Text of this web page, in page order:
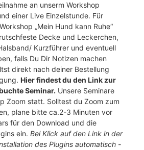
an unserm Workshop
einer Live Einzelstunde. Für
„Mein Hund kann Ruhe“
Decke und Leckerchen,
Kurzführer und eventuell
falls Du Dir Notizen machen
direkt nach deiner Bestellung
Hier findest du den Link zur
Seminar. Unsere Seminare
Zoom statt. Solltest du Zoom zum
plane bitte ca.2-3 Minuten vor
für den Download und die
ein. Bei Klick auf den Link in der
des Plugins automatisch -